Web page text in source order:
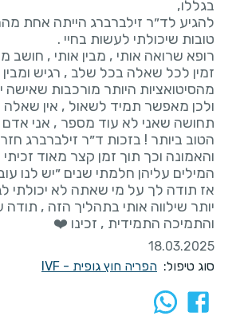
להגיע לד״ר זילברברג הייתה אחת
רופא שרואה אותי , מבין אותי , חושב
זמין לכל שאלה בכל שלב , רגיש
מהסיטואציות היותר מורכבות שאישה
ולכן מאפשר תמיד לשאול , אין שאלה
תחושה שאני לא עוד מספר , אני אדם
הטוב ביותר ! בזכות ד״ר זילברברג חזר
והאמונה וכך תוך זמן קצר מאוד
אז תודה לך על מי שאתה לא יכולתי
יותר שילווה אותי בתהליך הזה ,
והתמיכה התמידית , זכינו ❤️
18.03.2025
סוג טיפול: הפריה חוץ גופית - IVF